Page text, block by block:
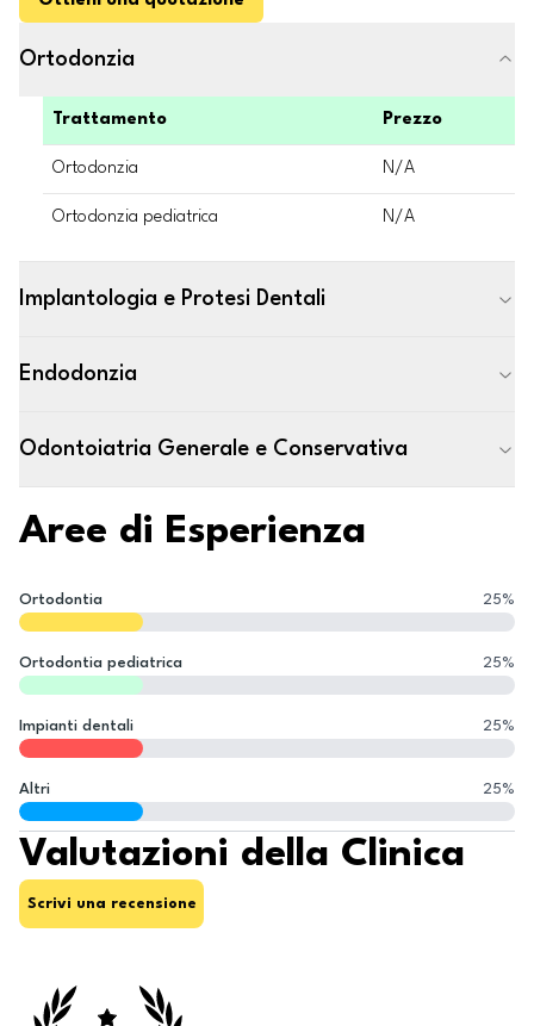
Ortodonzia
Trattamento Prezzo
Ortodonzia N/A
Ortodonzia pediatrica N/A
Implantologia e Protesi Dentali
Endodonzia
Odontoiatria Generale e Conservativa
Aree di Esperienza
Ortodontia 25%
Ortodontia pediatrica 25%
Impianti dentali 25%
Altri 25%
Valutazioni della Clinica
Scrivi una recensione